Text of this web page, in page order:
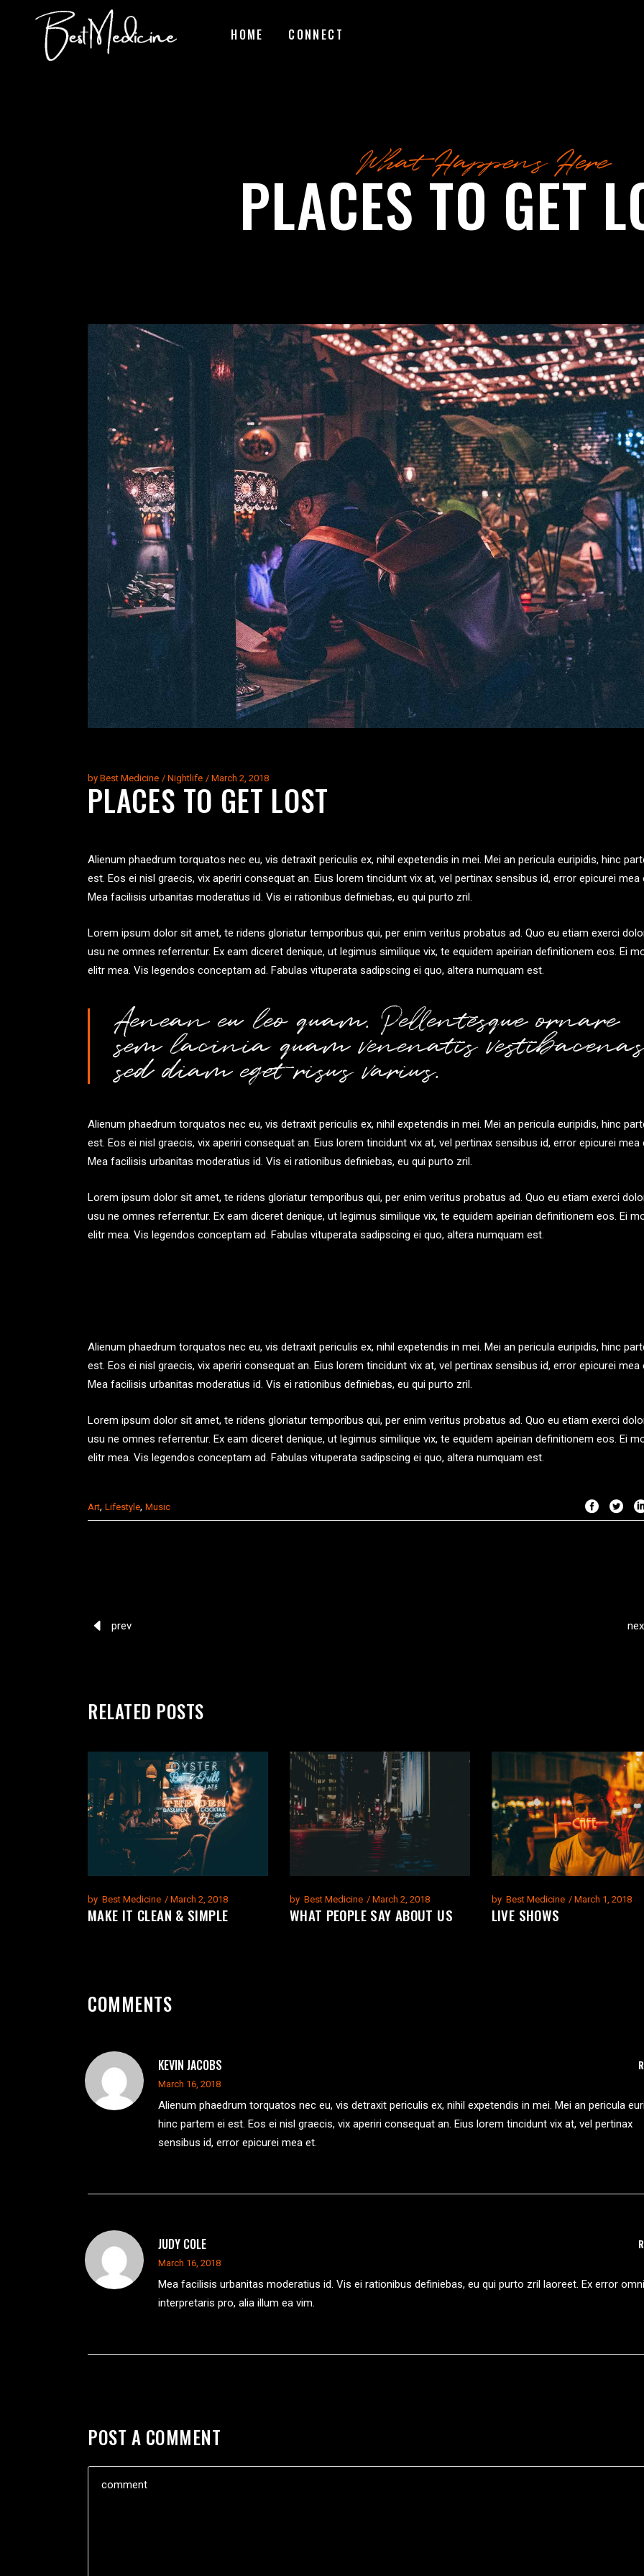
HOME CONNECT
What Happens Here
PLACES TO GET
by Best Medicine Nightlife March 2, 2018
PLACES TO GET LOST
Alienum phaedrum torquatos nec eu, vis detraxit periculis ex, nihil expetendis in mei. Mei an pericula euripidis, hinc
est. Eos ei nisl graecis, vix aperiri consequat an. Eius lorem tincidunt vix at, vel pertinax sensibus id, error epicurei mea
Mea facilisis urbanitas moderatius id. Vis ei rationibus definiebas, eu qui purto zril.
Lorem ipsum dolor sit amet, te ridens gloriatur temporibus qui, per enim veritus probatus ad. Quo eu etiam exerci
usu ne omnes referrentur. Ex eam diceret denique, ut legimus similique vix, te equidem apeirian definitionem eos. Ei
elitr mea. Vis legendos conceptam ad. Fabulas vituperata sadipscing ei quo, altera numquam est.
Aenean eu leo quam. Pellentesque ornare
sem lacinia quam venenatis
sed diam eget risus varius.
Alienum phaedrum torquatos nec eu, vis detraxit periculis ex, nihil expetendis in mei. Mei an pericula euripidis, hinc
est. Eos ei nisl graecis, vix aperiri consequat an. Eius lorem tincidunt vix at, vel pertinax sensibus id, error epicurei mea
Mea facilisis urbanitas moderatius id. Vis ei rationibus definiebas, eu qui purto zril.
Lorem ipsum dolor sit amet, te ridens gloriatur temporibus qui, per enim veritus probatus ad. Quo eu etiam exerci
usu ne omnes referrentur. Ex eam diceret denique, ut legimus similique vix, te equidem apeirian definitionem eos. Ei
elitr mea. Vis legendos conceptam ad. Fabulas vituperata sadipscing ei quo, altera numquam est.
Alienum phaedrum torquatos nec eu, vis detraxit periculis ex, nihil expetendis in mei. Mei an pericula euripidis, hinc
est. Eos ei nisl graecis, vix aperiri consequat an. Eius lorem tincidunt vix at, vel pertinax sensibus id, error epicurei mea
Mea facilisis urbanitas moderatius id. Vis ei rationibus definiebas, eu qui purto zril.
Lorem ipsum dolor sit amet, te ridens gloriatur temporibus qui, per enim veritus probatus ad. Quo eu etiam exerci
usu ne omnes referrentur. Ex eam diceret denique, ut legimus similique vix, te equidem apeirian definitionem eos. Ei
elitr mea. Vis legendos conceptam ad. Fabulas vituperata sadipscing ei quo, altera numquam est.
Art, Lifestyle, Music
prev
RELATED POSTS
by Best Medicine March 2, 2018
MAKE IT CLEAN & SIMPLE
by Best Medicine March 2, 2018
WHAT PEOPLE SAY ABOUT US
by Best Medicine March 1, 2018
LIVE SHOWS
COMMENTS
KEVIN JACOBS
March 16, 2018
Alienum phaedrum torquatos nec eu, vis detraxit periculis ex, nihil expetendis in mei. Mei an pericula
hinc partem ei est. Eos ei nisl graecis, vix aperiri consequat an. Eius lorem tincidunt vix at, vel pertinax
sensibus id, error epicurei mea et.
JUDY COLE
March 16, 2018
Mea facilisis urbanitas moderatius id. Vis ei rationibus definiebas, eu qui purto zril laoreet. Ex error
interpretaris pro, alia illum ea vim.
POST A COMMENT